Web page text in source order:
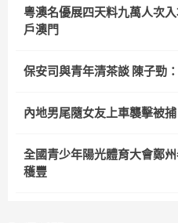
粵澳名優展四天料九萬人次
戶澳門
保安司與青年清茶談 陳子勁
內地男尾隨女友上車襲擊被
全國青少年陽光體育大會鄭
穫豐